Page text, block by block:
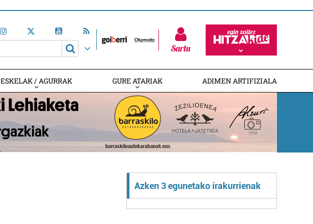
Sartu
ESKELAK / AGURRAK GURE ATARIAK ADIMEN ARTIFIZIALA
Azken 3 egunetako irakurrienak